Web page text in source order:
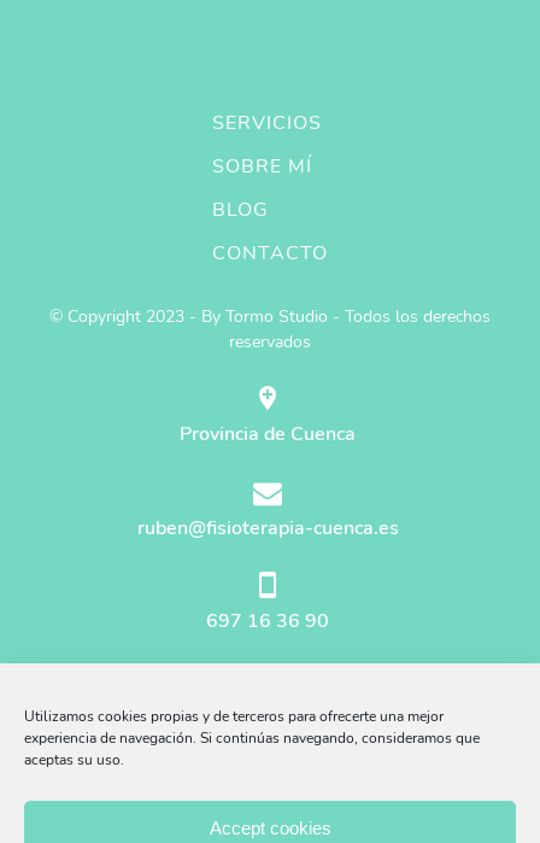
Utilizamos cookies propias y de terceros para ofrecerte una mejor
experiencia de navegación. Si continúas navegando, consideramos que
aceptas su uso.
Accept cookies
SERVICIOS
SOBRE MÍ
BLOG
CONTACTO
© Copyright 2023 - By Tormo Studio - Todos los derechos
reservados
Provincia de Cuenca
ruben@fisioterapia-cuenca.es
697 16 36 90
Aviso Legal